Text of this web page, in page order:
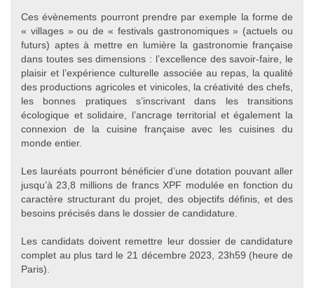
Ces évènements pourront prendre par exemple la forme de
« villages » ou de « festivals gastronomiques » (actuels ou
futurs) aptes à mettre en lumière la gastronomie française
dans toutes ses dimensions : l’excellence des savoir-faire, le
plaisir et l’expérience culturelle associée au repas, la qualité
des productions agricoles et vinicoles, la créativité des chefs,
les bonnes pratiques s’inscrivant dans les transitions
écologique et solidaire, l’ancrage territorial et également la
connexion de la cuisine française avec les cuisines du
monde entier.
Les lauréats pourront bénéficier d’une dotation pouvant aller
jusqu’à 23,8 millions de francs XPF modulée en fonction du
caractère structurant du projet, des objectifs définis, et des
besoins précisés dans le dossier de candidature.
Les candidats doivent remettre leur dossier de candidature
complet au plus tard le 21 décembre 2023, 23h59 (heure de
Paris).